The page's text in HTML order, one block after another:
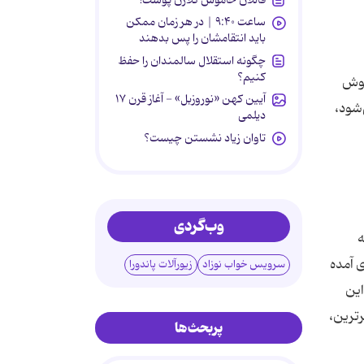
به
آمده
ساعت ۹:۴۰ | در هر زمان ممکن
باید انتقامشان را پس بدهند
چگونه استقلال سالمندان را حفظ
کنیم؟
آیین کهن «نوروزبل» - آغاز قرن ۱۷
دیلمی
تاوان زیاد نشستن چیست؟
وب‌گردی
سرویس خواب نوزاد زیورآلات پاندورا
پربحث‌ها